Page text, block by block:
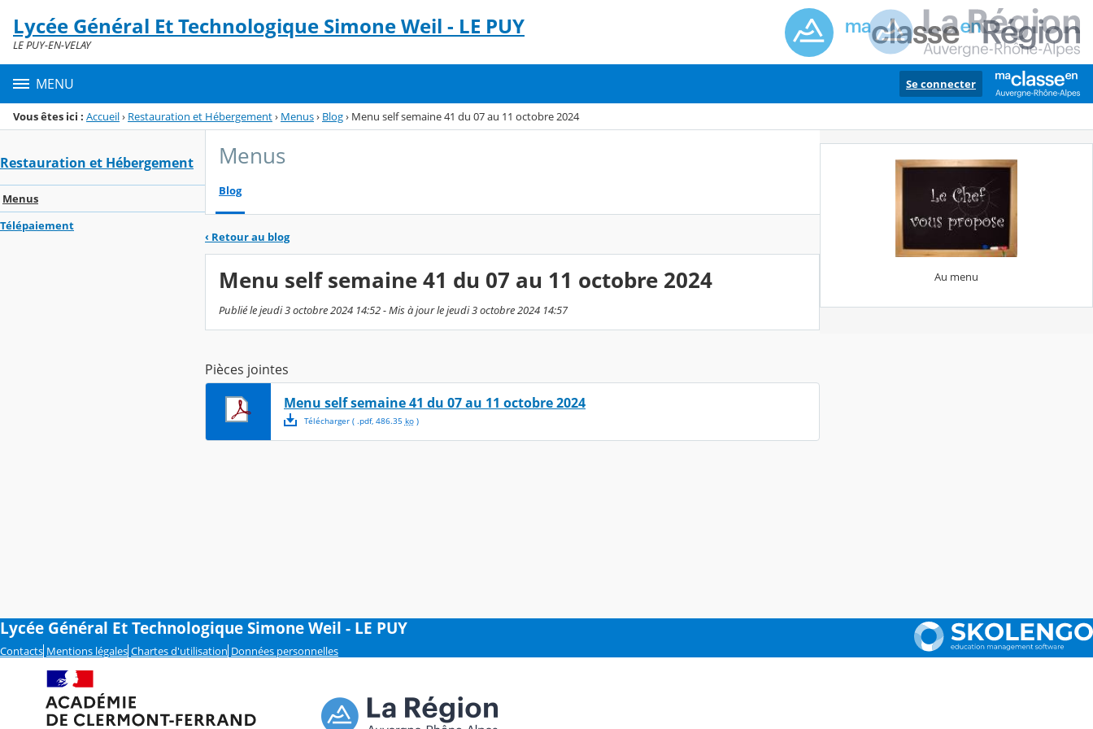
Menu de la rubrique
Contenu
Lycée Général Et Technologique Simone Weil - LE PUY
LE PUY-EN-VELAY
MENU Se connecter
Vous êtes ici : Accueil› Restauration et Hébergement› Menus› Blog› Menu self semaine 41 du 07 au 11 octobre 2024
Restauration et Hébergement
Menus
Télépaiement
Menus
Blog
‹ Retour au blog
Menu self semaine 41 du 07 au 11 octobre 2024
Publié le jeudi 3 octobre 2024 14:52 - Mis à jour le jeudi 3 octobre 2024 14:57
Pièces jointes
Menu self semaine 41 du 07 au 11 octobre 2024
Télécharger( .pdf, 486.35 ko)
Au menu
Lycée Général Et Technologique Simone Weil - LE PUY
Contacts Mentions légales Chartes d'utilisation Données personnelles